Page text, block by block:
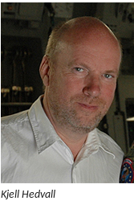
Kjell Hedvall